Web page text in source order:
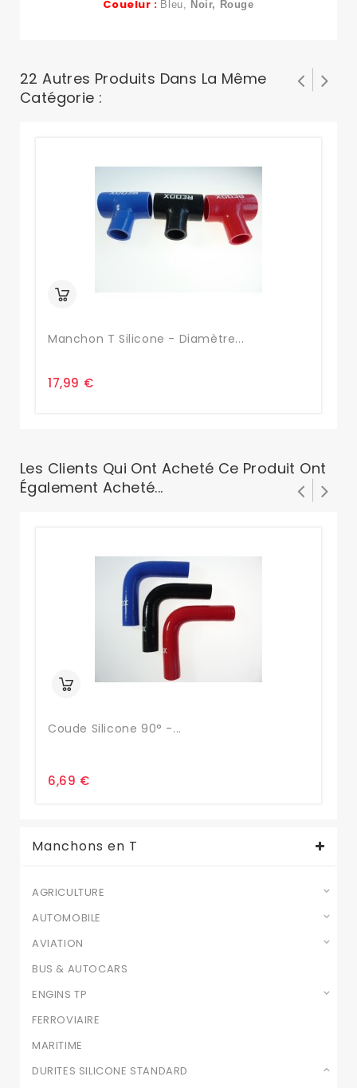
Couelur : Bleu, Noir, Rouge
22 Autres Produits Dans La Même
Catégorie :
Manchon T Silicone - Diamètre...
17,99 €
Les Clients Qui Ont Acheté Ce Produit Ont
Également Acheté...
Coude Silicone 90° -...
6,69 €
Manchons en T
AGRICULTURE
AUTOMOBILE
AVIATION
BUS & AUTOCARS
ENGINS TP
FERROVIAIRE
MARITIME
DURITES SILICONE STANDARD